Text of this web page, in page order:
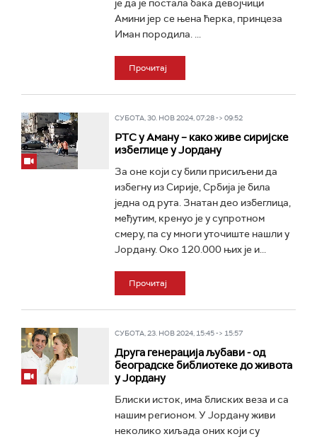
је да је постала бака девојчици
Амини јер се њена ћерка, принцеза
Иман породила. ...
Прочитај
СУБОТА, 30. НОВ 2024, 07:28 -> 09:52
РТС у Аману – како живе сиријске
избеглице у Јордану
За оне који су били присиљени да
избегну из Сирије, Србија је била
једна од рута. Знатан део избеглица,
међутим, кренуо је у супротном
смеру, па су многи уточиште нашли у
Јордану. Око 120.000 њих је и...
Прочитај
СУБОТА, 23. НОВ 2024, 15:45 -> 15:57
Друга генерација љубави - од
београдске библиотеке до живота
у Јордану
Блиски исток, има блиских веза и са
нашим регионом. У Јордану живи
неколико хиљада оних који су